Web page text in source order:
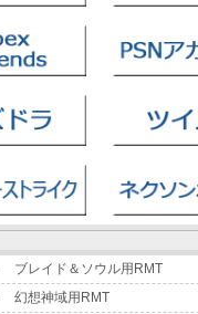
ブレイド＆ソウル用RMT
幻想神域用RMT